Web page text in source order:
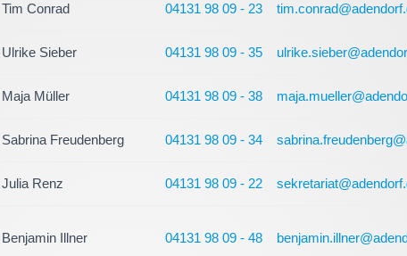
Tim Conrad 04131 98 09 - 23
Ulrike Sieber 04131 98 09 - 35
Maja Müller 04131 98 09 - 38
Sabrina Freudenberg 04131 98 09 - 34
Julia Renz 04131 98 09 - 22
Benjamin Illner 04131 98 09 - 48